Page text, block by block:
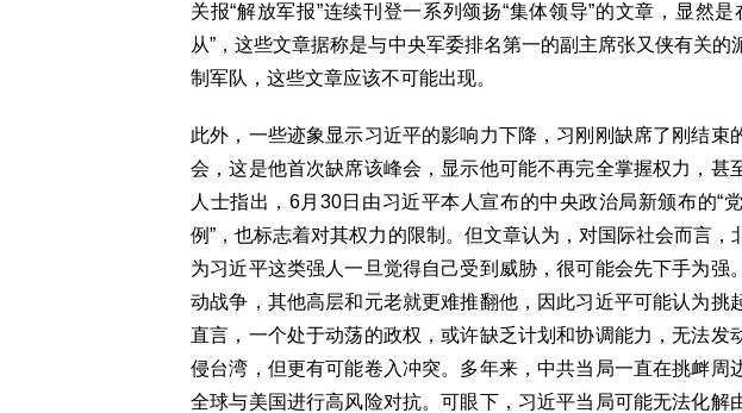
关报“解放军报”连续刊登一系列颂扬“集体领导”的文章，显然
从”，这些文章据称是与中央军委排名第一的副主席张又侠有关
制军队，这些文章应该不可能出现。
此外，一些迹象显示习近平的影响力下降，习刚刚缺席了刚结束
会，这是他首次缺席该峰会，显示他可能不再完全掌握权力，甚
人士指出，6月30日由习近平本人宣布的中央政治局新颁布的“
例”，也标志着对其权力的限制。但文章认为，对国际社会而言，
为习近平这类强人一旦觉得自己受到威胁，很可能会先下手为强
动战争，其他高层和元老就更难推翻他，因此习近平可能认为挑
直言，一个处于动荡的政权，或许缺乏计划和协调能力，无法发
侵台湾，但更有可能卷入冲突。多年来，中共当局一直在挑衅周
全球与美国进行高风险对抗。可眼下，习近平当局可能无法化解